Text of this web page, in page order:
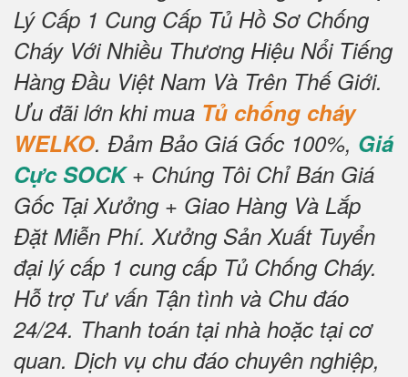
Lý Cấp 1 Cung Cấp Tủ Hồ Sơ Chống
Cháy Với Nhiều Thương Hiệu Nổi Tiếng
Hàng Đầu Việt Nam Và Trên Thế Giới.
Ưu đãi lớn khi mua Tủ chống cháy
WELKO. Đảm Bảo Giá Gốc 100%, Giá
Cực SOCK+ Chúng Tôi Chỉ Bán Giá
Gốc Tại Xưởng + Giao Hàng Và Lắp
Đặt Miễn Phí. Xưởng Sản Xuất Tuyển
đại lý cấp 1 cung cấp Tủ Chống Cháy.
Hỗ trợ Tư vấn Tận tình và Chu đáo
24/24. Thanh toán tại nhà hoặc tại cơ
quan. Dịch vụ chu đáo chuyên nghiệp,